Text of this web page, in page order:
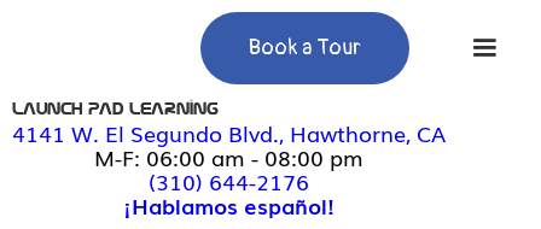
Book a Tour
Launch Pad Learning
4141 W. El Segundo Blvd., Hawthorne, CA
M-F: 06:00 am - 08:00 pm
(310) 644-2176
¡Hablamos español!